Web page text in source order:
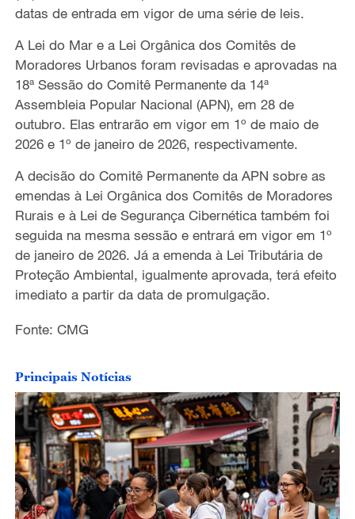
datas de entrada em vigor de uma série de leis.
A Lei do Mar e a Lei Orgânica dos Comitês de
Moradores Urbanos foram revisadas ​​e aprovadas na
18ª Sessão do Comitê Permanente da 14ª
Assembleia Popular Nacional (APN), em 28 de
outubro. Elas entrarão em vigor em 1º de maio de
2026 e 1º de janeiro de 2026, respectivamente.
A decisão do Comitê Permanente da APN sobre as
emendas à Lei Orgânica dos Comitês de Moradores
Rurais e à Lei de Segurança Cibernética também foi
seguida na mesma sessão e entrará em vigor em 1º
de janeiro de 2026. Já a emenda à Lei Tributária de
Proteção Ambiental, igualmente aprovada, terá efeito
imediato a partir da data de promulgação.
Fonte: CMG
Principais Notícias